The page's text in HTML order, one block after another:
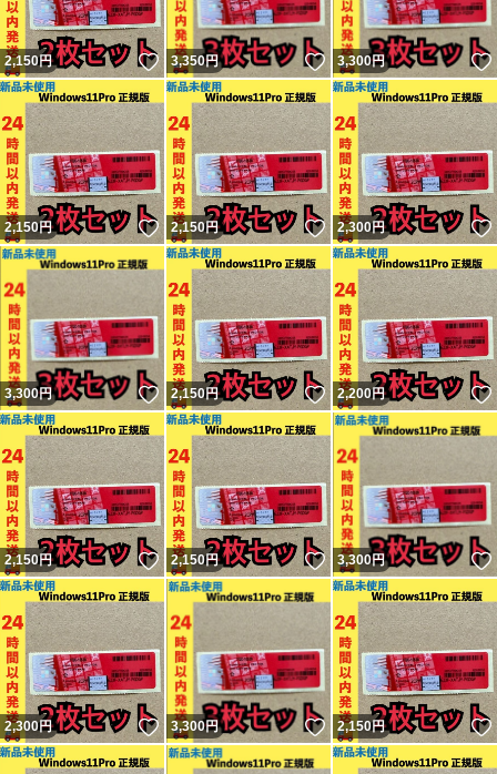
2,150円 いいね！
3,350円 いいね！
3,300円
2,150円 いいね！
2,150円 いいね！
2,300円
3,300円 いいね！
2,150円 いいね！
2,200円
2,150円 いいね！
2,150円 いいね！
3,300円
2,300円 いいね！
3,300円 いいね！
2,150円